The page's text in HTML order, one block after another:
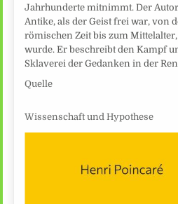
Jahrhunderte mitnimmt. Der
Antike, als der Geist frei war, von
römischen Zeit bis zum Mittelalter,
wurde. Er beschreibt den Kampf
Sklaverei der Gedanken in der
Quelle
Wissenschaft und Hypothese